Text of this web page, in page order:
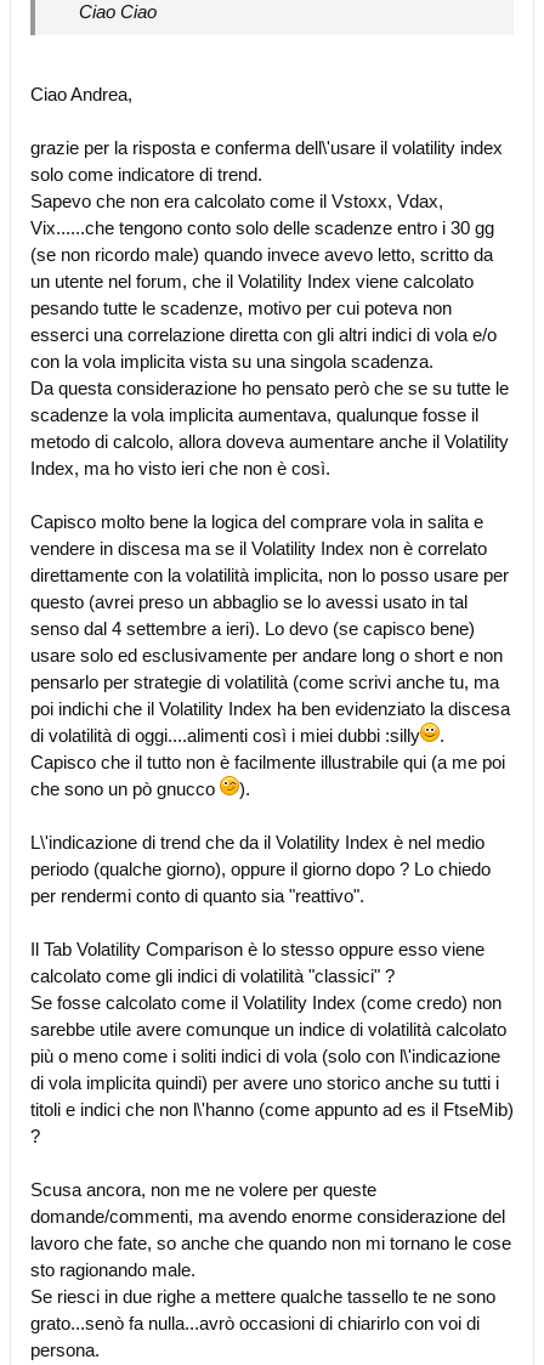
Ciao Ciao
Ciao Andrea,
grazie per la risposta e conferma dell\'usare il volatility index
solo come indicatore di trend.
Sapevo che non era calcolato come il Vstoxx, Vdax,
Vix......che tengono conto solo delle scadenze entro i 30 gg
(se non ricordo male) quando invece avevo letto, scritto da
un utente nel forum, che il Volatility Index viene calcolato
pesando tutte le scadenze, motivo per cui poteva non
esserci una correlazione diretta con gli altri indici di vola e/o
con la vola implicita vista su una singola scadenza.
Da questa considerazione ho pensato però che se su tutte le
scadenze la vola implicita aumentava, qualunque fosse il
metodo di calcolo, allora doveva aumentare anche il Volatility
Index, ma ho visto ieri che non è così.
Capisco molto bene la logica del comprare vola in salita e
vendere in discesa ma se il Volatility Index non è correlato
direttamente con la volatilità implicita, non lo posso usare per
questo (avrei preso un abbaglio se lo avessi usato in tal
senso dal 4 settembre a ieri). Lo devo (se capisco bene)
usare solo ed esclusivamente per andare long o short e non
pensarlo per strategie di volatilità (come scrivi anche tu, ma
poi indichi che il Volatility Index ha ben evidenziato la discesa
di volatilità di oggi....alimenti così i miei dubbi :silly
.
Capisco che il tutto non è facilmente illustrabile qui (a me poi
che sono un pò gnucco
).
L\'indicazione di trend che da il Volatility Index è nel medio
periodo (qualche giorno), oppure il giorno dopo ? Lo chiedo
per rendermi conto di quanto sia "reattivo".
Il Tab Volatility Comparison è lo stesso oppure esso viene
calcolato come gli indici di volatilità "classici" ?
Se fosse calcolato come il Volatility Index (come credo) non
sarebbe utile avere comunque un indice di volatilità calcolato
più o meno come i soliti indici di vola (solo con l\'indicazione
di vola implicita quindi) per avere uno storico anche su tutti i
titoli e indici che non l\'hanno (come appunto ad es il FtseMib)
?
Scusa ancora, non me ne volere per queste
domande/commenti, ma avendo enorme considerazione del
lavoro che fate, so anche che quando non mi tornano le cose
sto ragionando male.
Se riesci in due righe a mettere qualche tassello te ne sono
grato...senò fa nulla...avrò occasioni di chiarirlo con voi di
persona.